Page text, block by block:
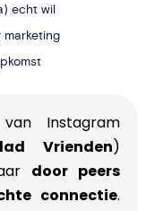
echt wil
marketing
Instagram
Vrienden)
door peers
connectie.